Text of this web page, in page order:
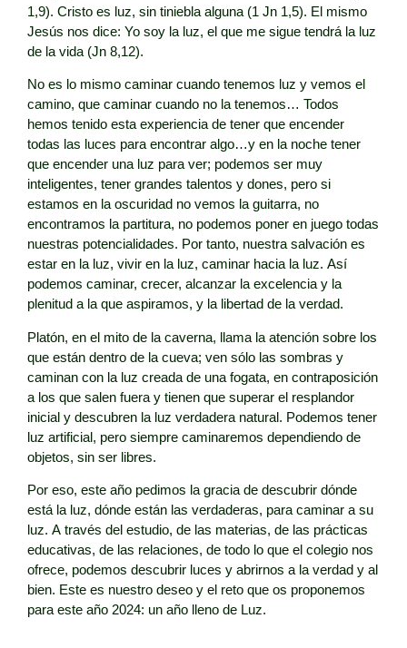
1,9). Cristo es luz, sin tiniebla alguna (1 Jn 1,5). El mismo
Jesús nos dice: Yo soy la luz, el que me sigue tendrá la luz
de la vida (Jn 8,12).
No es lo mismo caminar cuando tenemos luz y vemos el
camino, que caminar cuando no la tenemos… Todos
hemos tenido esta experiencia de tener que encender
todas las luces para encontrar algo…y en la noche tener
que encender una luz para ver; podemos ser muy
inteligentes, tener grandes talentos y dones, pero si
estamos en la oscuridad no vemos la guitarra, no
encontramos la partitura, no podemos poner en juego todas
nuestras potencialidades. Por tanto, nuestra salvación es
estar en la luz, vivir en la luz, caminar hacia la luz. Así
podemos caminar, crecer, alcanzar la excelencia y la
plenitud a la que aspiramos, y la libertad de la verdad.
Platón, en el mito de la caverna, llama la atención sobre los
que están dentro de la cueva; ven sólo las sombras y
caminan con la luz creada de una fogata, en contraposición
a los que salen fuera y tienen que superar el resplandor
inicial y descubren la luz verdadera natural. Podemos tener
luz artificial, pero siempre caminaremos dependiendo de
objetos, sin ser libres.
Por eso, este año pedimos la gracia de descubrir dónde
está la luz, dónde están las verdaderas, para caminar a su
luz. A través del estudio, de las materias, de las prácticas
educativas, de las relaciones, de todo lo que el colegio nos
ofrece, podemos descubrir luces y abrirnos a la verdad y al
bien. Este es nuestro deseo y el reto que os proponemos
para este año 2024: un año lleno de Luz.